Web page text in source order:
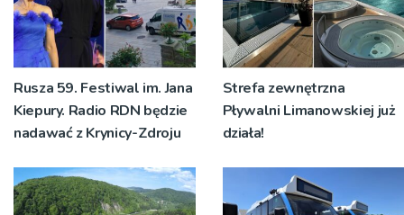
Rusza 59. Festiwal im. Jana
Kiepury. Radio RDN będzie
nadawać z Krynicy-Zdroju
Strefa zewnętrzna
Pływalni Limanowskiej już
działa!